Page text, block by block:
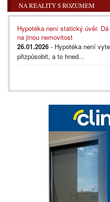
NA REALITY S ROZUMEM
Hypotéka není statický úvěr.
na jinou nemovitost
26.01.2026 - Hypotéka není
přizpůsobit, a to hned...